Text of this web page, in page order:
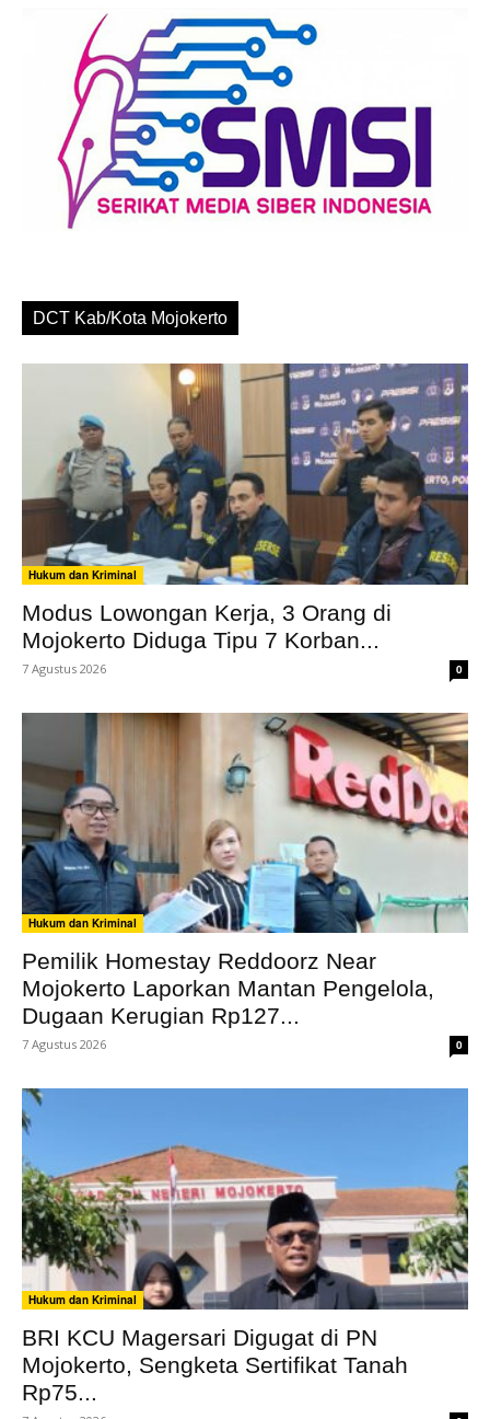
DCT Kab/Kota Mojokerto
Hukum dan Kriminal
Modus Lowongan Kerja, 3 Orang di
Mojokerto Diduga Tipu 7 Korban...
7 Agustus 2026 0
Hukum dan Kriminal
Pemilik Homestay Reddoorz Near
Mojokerto Laporkan Mantan Pengelola,
Dugaan Kerugian Rp127...
7 Agustus 2026 0
Hukum dan Kriminal
BRI KCU Magersari Digugat di PN
Mojokerto, Sengketa Sertifikat Tanah
Rp75...